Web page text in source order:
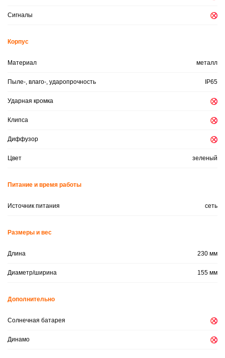
Сигналы
Корпус
Материал металл
Пыле-, влаго-, ударопрочность IP65
Ударная кромка
Клипса
Диффузор
Цвет зеленый
Питание и время работы
Источник питания сеть
Размеры и вес
Длина 230 мм
Диаметр/ширина 155 мм
Дополнительно
Солнечная батарея
Динамо